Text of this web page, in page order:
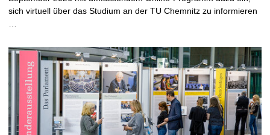
sich virtuell über das Studium an der TU Chemnitz zu informieren